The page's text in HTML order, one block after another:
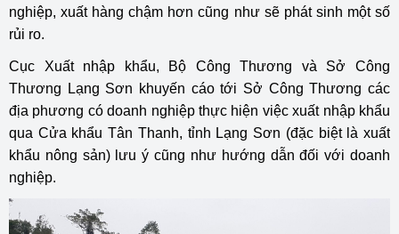
nghiệp, xuất hàng chậm hơn cũng như sẽ phát sinh một số
rủi ro.
Cục Xuất nhập khẩu, Bộ Công Thương và Sở Công
Thương Lạng Sơn khuyến cáo tới Sở Công Thương các
địa phương có doanh nghiệp thực hiện việc xuất nhập khẩu
qua Cửa khẩu Tân Thanh, tỉnh Lạng Sơn (đặc biệt là xuất
khẩu nông sản) lưu ý cũng như hướng dẫn đối với doanh
nghiệp.